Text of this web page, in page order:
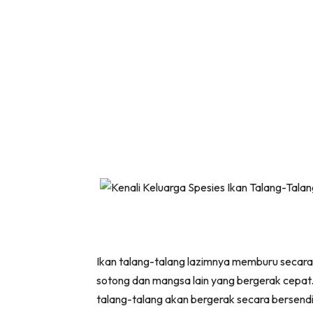
Ikan talang-talang lazimnya memburu
sotong dan mangsa lain yang bergerak
talang-talang akan bergerak secara